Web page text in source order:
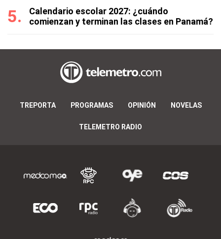
Calendario escolar 2027: ¿cuándo
comienzan y terminan las clases en Panamá?
TREPORTA PROGRAMAS OPINIÓN NOVELAS
TELEMETRO RADIO